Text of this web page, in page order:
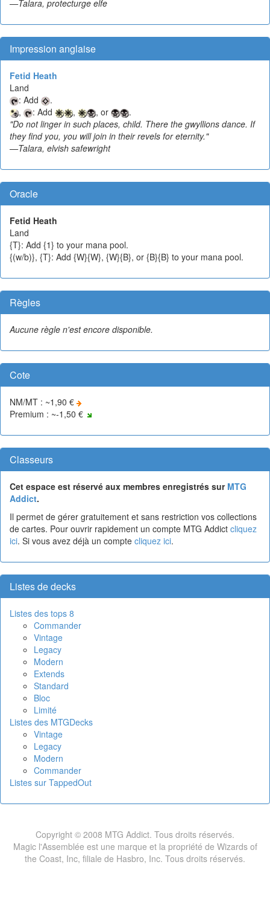
—Talara, protecturge elfe
Impression anglaise
Fetid Heath
Land
: Add
.
,
: Add , , or
.
"Do not linger in such places, child. There the gwyllions dance. If
they find you, you will join in their revels for eternity."
—Talara, elvish safewright
Oracle
Fetid Heath
Land
{T}: Add {1} to your mana pool.
{(w/b)}, {T}: Add {W}{W}, {W}{B}, or {B}{B} to your mana pool.
Règles
Aucune règle n'est encore disponible.
Cote
NM/MT : ~1,90 €
Premium : ~-1,50 €
Classeurs
Cet espace est réservé aux membres enregistrés sur MTG
Addict.
Il permet de gérer gratuitement et sans restriction vos collections
de cartes. Pour ouvrir rapidement un compte MTG Addict cliquez
ici. Si vous avez déjà un compte cliquez ici.
Listes de decks
Listes des tops 8
Commander
Vintage
Legacy
Modern
Extends
Standard
Bloc
Limité
Listes des MTGDecks
Vintage
Legacy
Modern
Commander
Listes sur TappedOut
Copyright © 2008 MTG Addict. Tous droits réservés.
Magic l'Assemblée est une marque et la propriété de Wizards of
the Coast, Inc, filiale de Hasbro, Inc. Tous droits réservés.